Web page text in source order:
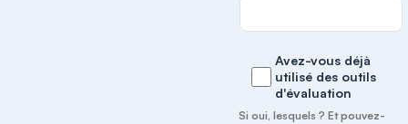
Avez-vous déjà
utilisé des outils
d'évaluation
Si oui, lesquels ? Et pouvez-